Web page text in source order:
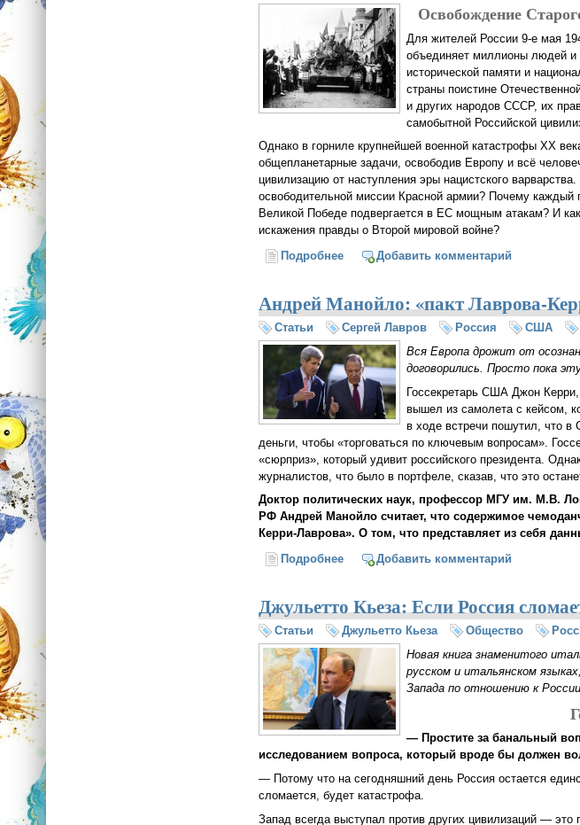
Освобождение
Для жителей России 9-е мая
объединяет миллионы людей и
исторической памяти и
страны поистине
и других народов СССР, их
самобытной Российской
Однако в горниле крупнейшей военной катастрофы ХХ
общепланетарные задачи, освободив Европу и всё
цивилизацию от наступления эры нацистского
освободительной миссии Красной армии? Почему каждый
Великой Победе подвергается в ЕС мощным атакам? И
искажения правды о Второй мировой войне?
Подробнеео СССР спас Европу от её же безумия
Добавить комментарий
Андрей Манойло: «пакт Лаврова-
Статьи Сергей Лавров Россия США
Вся Европа дрожит от
договорились. Просто пока
Госсекретарь США Джон Керри,
вышел из самолета с кейсом,
в ходе встречи пошутил, что в
деньги, чтобы «торговаться по ключевым вопросам».
«сюрприз», который удивит российского президента.
журналистов, что было в портфеле, сказав, что это
Доктор политических наук, профессор МГУ им. М.В.
РФ Андрей Манойло считает, что содержимое
Керри-Лаврова». О том, что представляет из себя
Подробнеео Андрей Манойло: «пакт Лаврова-
Добавить комментарий
Джульетто Кьеза: Если Россия
Статьи Джульетто Кьеза Общество
Новая книга знаменитого
русском и итальянском
Запада по отношению к России
— Простите за банальный
исследованием вопроса, который вроде бы должен
— Потому что на сегодняшний день Россия остается
сломается, будет катастрофа.
Запад всегда выступал против других цивилизаций —